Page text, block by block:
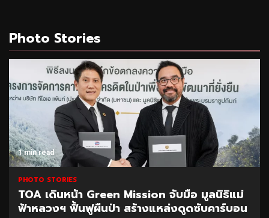
Photo Stories
1 min read
PHOTO STORIES
TOA เดินหน้า Green Mission จับมือ มูลนิธิแม่
ฟ้าหลวงฯ ฟื้นฟูผืนป่า สร้างแหล่งดูดซับคาร์บอน